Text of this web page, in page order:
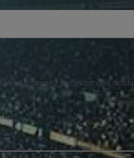
. Vous pourriez recevoir des